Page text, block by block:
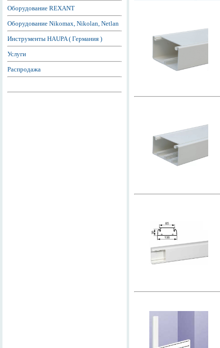
Оборудование REXANT
Оборудование Nikomax, Nikolan, Netlan
Инструменты HAUPA ( Германия )
Услуги
Распродажа